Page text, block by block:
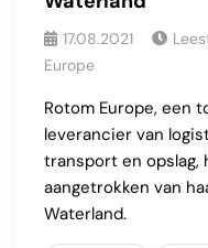
17.08.2021
Europe
Rotom Europe, een
leverancier van
transport en opslag,
aangetrokken van
Waterland.